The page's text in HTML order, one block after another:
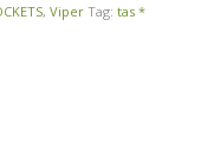
, Viper Tag: tas *